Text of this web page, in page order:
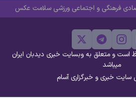
فرهنگی و اجتماعی ورزشی سلامت عکس
و متعلق به وبسایت خبری دیدبان ایران
میباشد
سایت خبری و خبرگزاری آسام